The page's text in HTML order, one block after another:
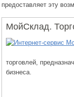
предоставляет эту
МойСклад.
торговлей,
бизнеса.